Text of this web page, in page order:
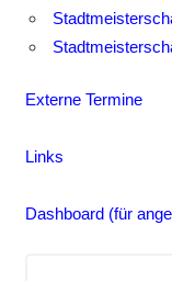
Externe Termine
Links
Dashboard (für